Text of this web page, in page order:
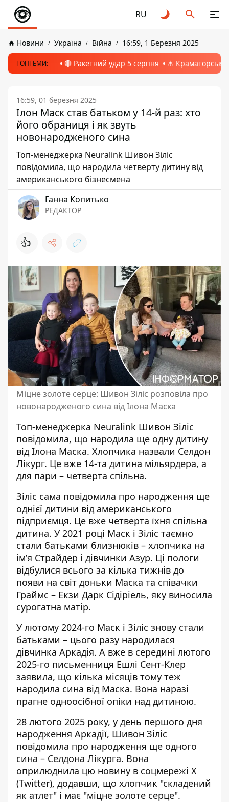
RU
Новини Україна Війна 16:59, 1 Березня 2025
ТОПТЕМИ: 🔴 Ракетний удар 5 серпня ⚠️ Краматорськ,
16:59, 01 березня 2025
Ілон Маск став батьком у 14-й раз: хто
його обраниця і як звуть
новонародженого сина
Топ-менеджерка Neuralink Шивон Зіліс
повідомила, що народила четверту дитину від
американського бізнесмена
Ганна Копитько
РЕДАКТОР
👍
Міцне золоте серце: Шивон Зіліс розповіла про
новонародженого сина від Ілона Маска
Топ-менеджерка Neuralink Шивон Зіліс
повідомила, що народила ще одну дитину
від Ілона Маска. Хлопчика назвали Селдон
Лікург. Це вже 14-та дитина мільярдера, а
для пари – четверта спільна.
Зіліс сама повідомила про народження ще
однієї дитини від американського
підприємця. Це вже четверта їхня спільна
дитина. У 2021 році Маск і Зіліс таємно
стали батьками близнюків – хлопчика на
ім’я Страйдер і дівчинки Азур. Ці пологи
відбулися всього за кілька тижнів до
появи на світ доньки Маска та співачки
Граймс – Екзи Дарк Сідіріель, яку виносила
сурогатна матір.
У лютому 2024-го Маск і Зіліс знову стали
батьками – цього разу народилася
дівчинка Аркадія. А вже в середині лютого
2025-го письменниця Ешлі Сент-Клер
заявила, що кілька місяців тому теж
народила сина від Маска. Вона наразі
прагне одноосібної опіки над дитиною.
28 лютого 2025 року, у день першого дня
народження Аркадії, Шивон Зіліс
повідомила про народження ще одного
сина – Селдона Лікурга. Вона
оприлюднила цю новину в соцмережі X
(Twitter), додавши, що хлопчик "складений
як атлет" і має "міцне золоте серце".